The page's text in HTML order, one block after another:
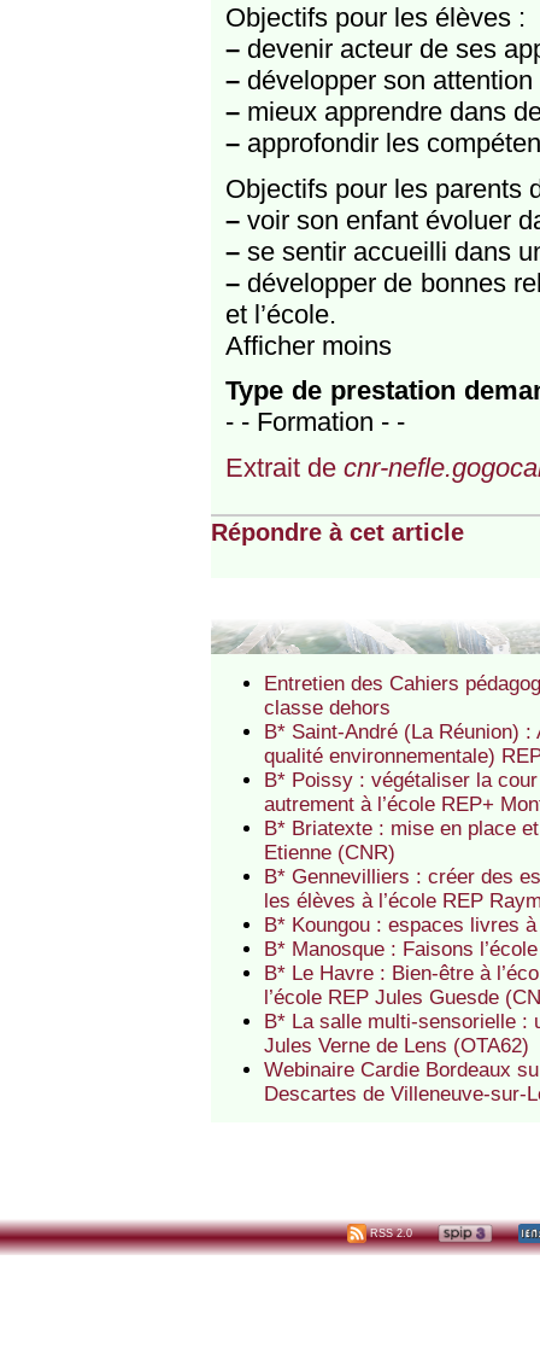
Objectifs pour les élèves :
–devenir acteur de ses
–développer son attention
–mieux apprendre dans
–approfondir les
Objectifs pour les parents
–voir son enfant évoluer
–se sentir accueilli dans
–développer de bonnes
et l’école.
Afficher moins
Type de prestation
- - Formation - -
Extrait de cnr-
Répondre à cet article
Entretien des Cahiers
classe dehors
B* Saint-André (La Réunion)
qualité environnementale)
B* Poissy : végétaliser la
autrement à l’école REP+
B* Briatexte : mise en place
Etienne (CNR)
B* Gennevilliers : créer des
les élèves à l’école REP
B* Koungou : espaces livres
B* Manosque : Faisons
B* Le Havre : Bien-être à
l’école REP Jules Guesde
B* La salle multi-sensorielle :
Jules Verne de Lens (OTA62)
Webinaire Cardie Bordeaux
Descartes de Villeneuve-sur-
RSS 2.0